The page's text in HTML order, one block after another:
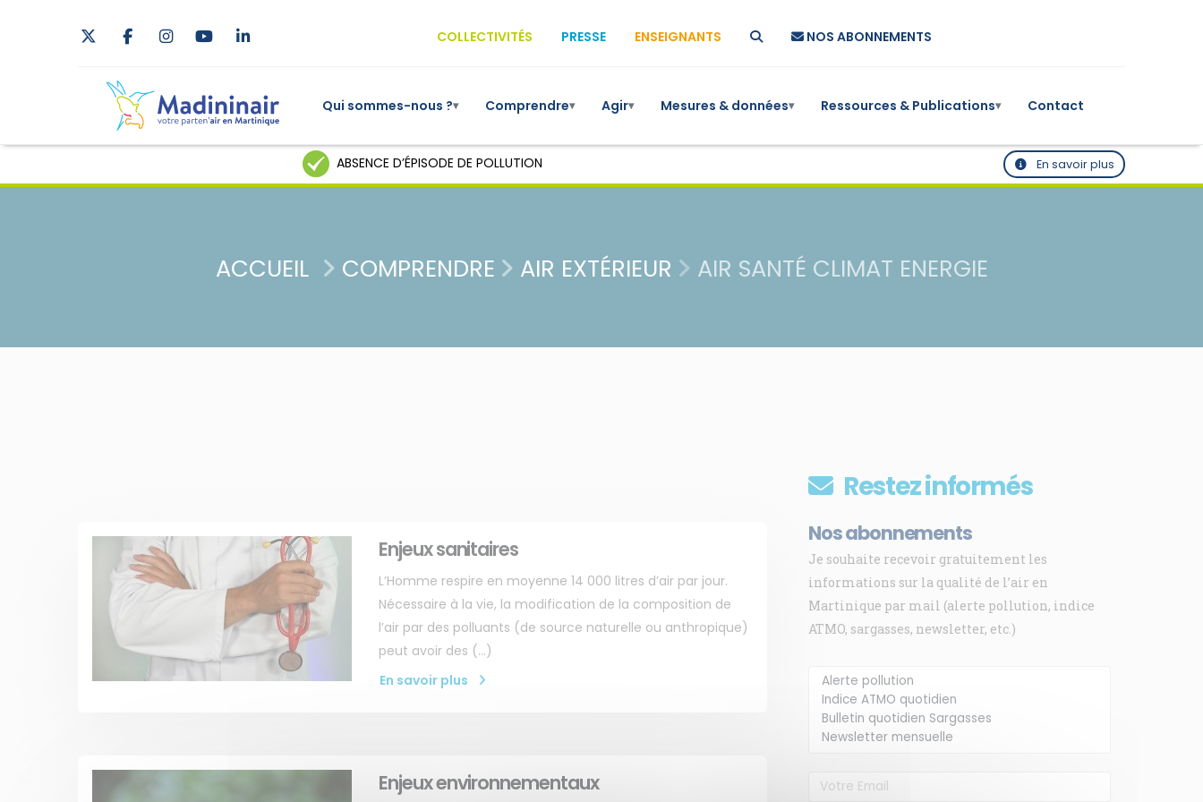
COLLECTIVITÉS PRESSE ENSEIGNANTS NOS ABONNEMENTS
Qui sommes-nous ?▾ Comprendre▾ Agir▾ Mesures & données▾ Ressources & Publications▾ Contact
ABSENCE D’ÉPISODE DE POLLUTION En savoir plus
ACCUEIL COMPRENDRE AIR EXTÉRIEUR AIR SANTÉ CLIMAT ENERGIE
Enjeux sanitaires
L’Homme respire en moyenne 14 000 litres d’air par jour.
Nécessaire à la vie, la modification de la composition de
l’air par des polluants (de source naturelle ou anthropique)
peut avoir des (…)
En savoir plus
Enjeux environnementaux
Restez informés
Nos abonnements
Je souhaite recevoir gratuitement les
informations sur la qualité de l’air en
Martinique par mail (alerte pollution, indice
ATMO, sargasses, newsletter, etc.)